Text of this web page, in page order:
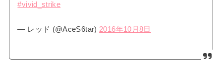
#vivid_strike
— レッド (@AceS6tar) 2016年10月8日